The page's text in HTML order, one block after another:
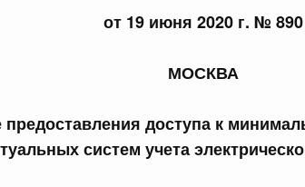
от 19 июня 2020 г. № 890
МОСКВА
доступа к
систем учета